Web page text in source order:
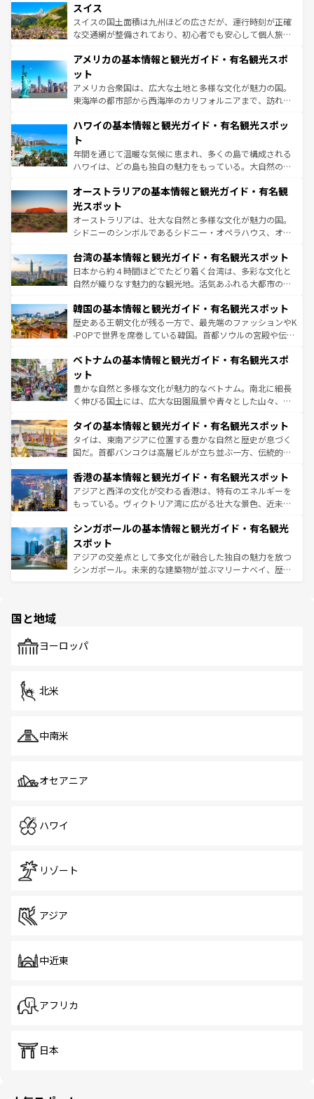
を参照してほしい。
は、お酒好きな人にはぜひ体験してほしい。 なお、新着の
ドイツ情報はコンテンツ一覧を参照してほしい。
リアごとに異なる魅力がある。また、優雅なアフタヌーン
ティー、ビール好きにはたまらない英国パブ、サッカー観
戦など、本場だからこそできる体験も豊富。イギリスを旅
ンツ一覧を参照してほしい。
スイス
スイスの国土面積は九州ほどの広さだが、運行時刻が正確
な交通網が整備されており、初心者でも安心して個人旅行
の建物がそのまま残る町や、スイスならではのユニークな
博物館もあり、アルプス観光だけでなく町歩きも満喫する
ことができる。国民の所得が高いため物価も高いが、旅行
者向けの交通パス提供のサービスもあり、うまく活用すれ
着のスイス情報はコンテンツ一覧を参照してほしい。
アメリカの基本情報と観光ガイド・有名観光スポ
ット
アメリカ合衆国は、広大な土地と多様な文化が魅力の国。
東海岸の都市部から西海岸のカリフォルニアまで、訪れる
のような巨大都市は、観光、ショッピング、エンターテイ
ンメントが詰まった刺激的なスポットだ。一方、アメリカ
西部には大自然が広がり、グランドキャニオンやイエロー
ストーン国立公園といった絶景が堪能できる。さらに、南
文化が魅力。旅行者はアメリカの各地域で異なる魅力を楽
しみながら、その多様性と豊かな歴史を感じることができ
るだろう。車でのロードトリップや列車の旅も、アメリカ
ならではの贅沢な旅のスタイルだ。 なお、新着のアメリカ
情報は コンテンツ一覧 を参照してほしい。
ハワイの基本情報と観光ガイド・有名観光スポッ
ト
年間を通じて温暖な気候に恵まれ、多くの島で構成される
ハワイは、どの島も独自の魅力をもっている。大自然の神
ワイ島は見逃せない。また、定番の観光地といえばオアフ
島だが、静かな自然を求めるならマウイ島やカウアイ島が
おすすめ。エメラルドグリーンに輝く海をはじめ、豊かな
文化や歴史が息づいている。「アロハスピリット」と呼ば
人々、おいしいローカルフードやハワイアンミュージッ
ク、伝統的なフラダンスなど、すべてがハワイの魅力を彩
っている。訪れるたびに新しい発見と感動が待っているハ
はコンテンツ一覧を参照してほしい。
オーストラリアの基本情報と観光ガイド・有名観
光スポット
オーストラリアは、壮大な自然と多様な文化が魅力の国。
シドニーのシンボルであるシドニー・オペラハウス、オー
リアリーフや大陸中央部にそびえるウルル（エアーズロッ
ク）、タスマニアの美しい原生林やケアンズの熱帯雨林な
ど、見どころがたくさん。また、カフェやワイン、オージ
いる。アクティビティも充実しており、サーフィンやダイ
ビング、ハイキングなど、アウトドア好きにはたまらな
い。オーストラリアの多彩な魅力を存分に味わいつくそ
参照してほしい。
台湾の基本情報と観光ガイド・有名観光スポット
日本から約４時間ほどでたどり着く台湾は、多彩な文化と
自然が織りなす魅力的な観光地。活気あふれる大都市の台
ン）、静ひつな山岳地帯である台湾東部など、都市の喧騒
と山間の静けさが共存しており、訪れる人に新しい発見と
驚きをもたらしてくれる。また、奥深い台湾の食文化も魅
容にもいいと評判のスイーツなど、バラエティ豊かな料理
照してほしい。
韓国の基本情報と観光ガイド・有名観光スポット
歴史ある王朝文化が残る一方で、最先端のファッションやK
-POPで世界を席巻している韓国。首都ソウルの宮殿や伝統
き、地方に足を延ばせば四季折々の自然美を楽しむことが
できる。そして、キムチや焼肉、絶品のストリートフード
まで、さまざまな韓国料理が待っている。夜には、韓国な
らではのナイトライフも堪能できる。あたたかいホスピタ
わってみてほしい。 なお、新着の韓国情報はコンテンツ一
覧 を参照してほしい。
ベトナムの基本情報と観光ガイド・有名観光スポ
ット
豊かな自然と多様な文化が魅力的なベトナム。南北に細長
く伸びる国土には、広大な田園風景や青々とした山々、世
急速な発展と共に伝統が息づく。ハノイの古い町並みやホ
ーチミン市のフランス統治時代の建物も、独特の雰囲気を
醸し出している。また、バラエティの豊かさとおいしさで
とつ。フォーやバインミー、ベトナムコーヒーなどは、ぜ
ひ現地で味わいたい。どの地域を訪れてもあたたかい人々
が旅行者を迎えてくれるので、きっと忘れられない旅にな
参照してほしい。
タイの基本情報と観光ガイド・有名観光スポット
タイは、東南アジアに位置する豊かな自然と歴史が息づく
国だ。首都バンコクは高層ビルが立ち並ぶ一方、伝統的な
の活気が交差している。北部ではチェンマイなどの山岳地
帯で自然と触れ合い、南部ではプーケットやクラビの美し
いビーチでリゾート気分を楽しむことができる。タイ料理
激する。気候は一年中温暖で、どの季節にも異なる楽しみ
が待っている。親しみやすいタイの人々、仏教を中心とし
た文化、そして多様な観光資源が、訪れる旅人を魅了し続
ける。 なお、新着のタイ情報はコンテンツ一覧を参照して
香港の基本情報と観光ガイド・有名観光スポット
アジアと西洋の文化が交わる香港は、特有のエネルギーを
もっている。ヴィクトリア湾に広がる壮大な景色、近未来
み、どこを訪れても感動するはず。観光スポットが密集し
ており、効率よく見どころを回れるのも魅力。息をのむよ
うな絶景から文化的な体験まで、香港を存分に楽しみ尽く
そう。 なお、新着の香港情報はコンテンツ一覧を参照して
シンガポールの基本情報と観光ガイド・有名観光
スポット
アジアの交差点として多文化が融合した独自の魅力を放つ
シンガポール。未来的な建築物が並ぶマリーナベイ、歴史
で、ホーカーズは地元の風情を楽しめる外せないスポット
国と地域
ヨーロッパ
北米
中南米
オセアニア
ハワイ
リゾート
アジア
中近東
アフリカ
日本